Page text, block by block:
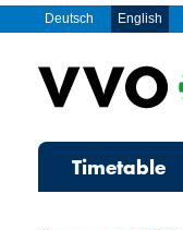
Deutsch English
Timetable